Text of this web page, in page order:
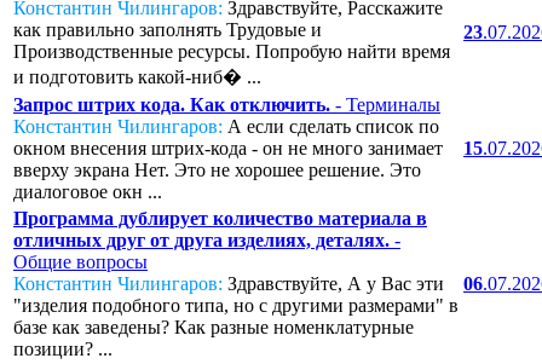
Константин Чилингаров: Здравствуйте, Расскажите
как правильно заполнять Трудовые и
Производственные ресурсы. Попробую найти время
и подготовить какой-ниб� ...
23
Запрос штрих кода. Как отключить. - Терминалы
Константин Чилингаров: А если сделать список по
окном внесения штрих-кода - он не много занимает
вверху экрана Нет. Это не хорошее решение. Это
диалоговое окн ...
15
Программа дублирует количество материала в
отличных друг от друга изделиях, деталях. -
Общие вопросы
Константин Чилингаров: Здравствуйте, А у Вас эти
"изделия подобного типа, но с другими размерами" в
базе как заведены? Как разные номенклатурные
позиции? ...
06